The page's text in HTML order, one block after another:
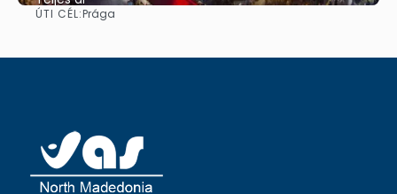
ÚTI CÉL:Prága